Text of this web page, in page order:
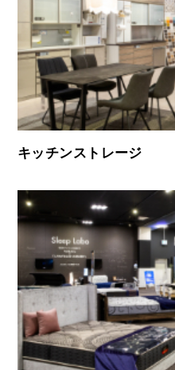
キッチンストレージ